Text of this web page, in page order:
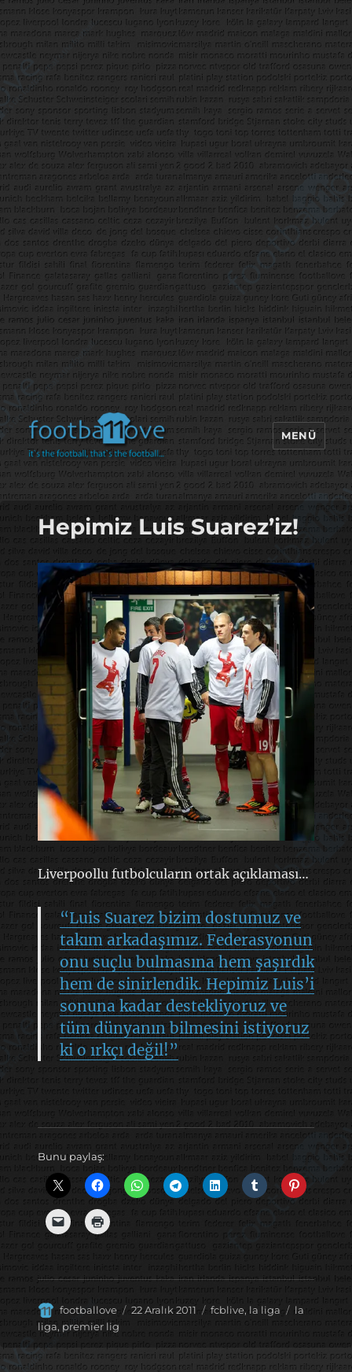
footbaLLove
MENÜ
Hepimiz Luis Suarez’iz!
Liverpoollu futbolcuların ortak açıklaması…
“Luis Suarez bizim dostumuz ve
takım arkadaşımız. Federasyonun
onu suçlu bulmasına hem şaşırdık
hem de sinirlendik. Hepimiz Luis’i
sonuna kadar destekliyoruz ve
tüm dünyanın bilmesini istiyoruz
ki o ırkçı değil!”
Bunu paylaş:
Yazar
footballove
Yayın
22 Aralık 2011 Kategoriler
fcblive, la liga Etiketler
la
liga, premier lig